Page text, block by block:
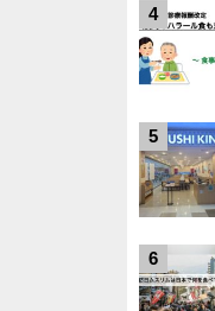
4
5
6